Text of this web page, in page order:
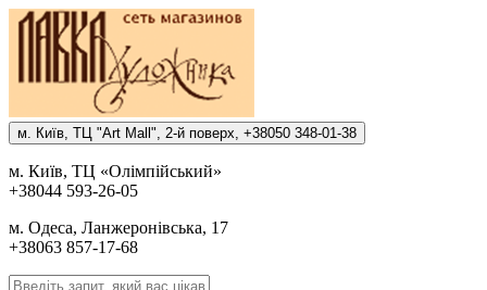
м. Киïв, ТЦ "Art Mall", 2-й поверх, +38050 348-01-38
м. Киïв, ТЦ «Олiмпiйський»
+38044 593-26-05
м. Одеса, Ланжеронiвська, 17
+38063 857-17-68